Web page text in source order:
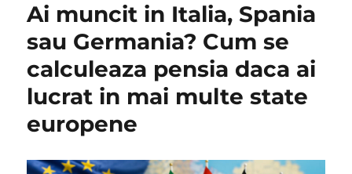
Ai muncit in Italia, Spania
sau Germania? Cum se
calculeaza pensia daca ai
lucrat in mai multe state
europene